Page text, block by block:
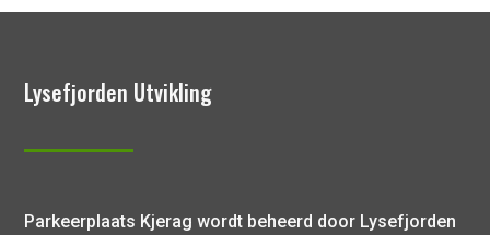
Lysefjorden Utvikling
Parkeerplaats Kjerag wordt beheerd door Lysefjorden